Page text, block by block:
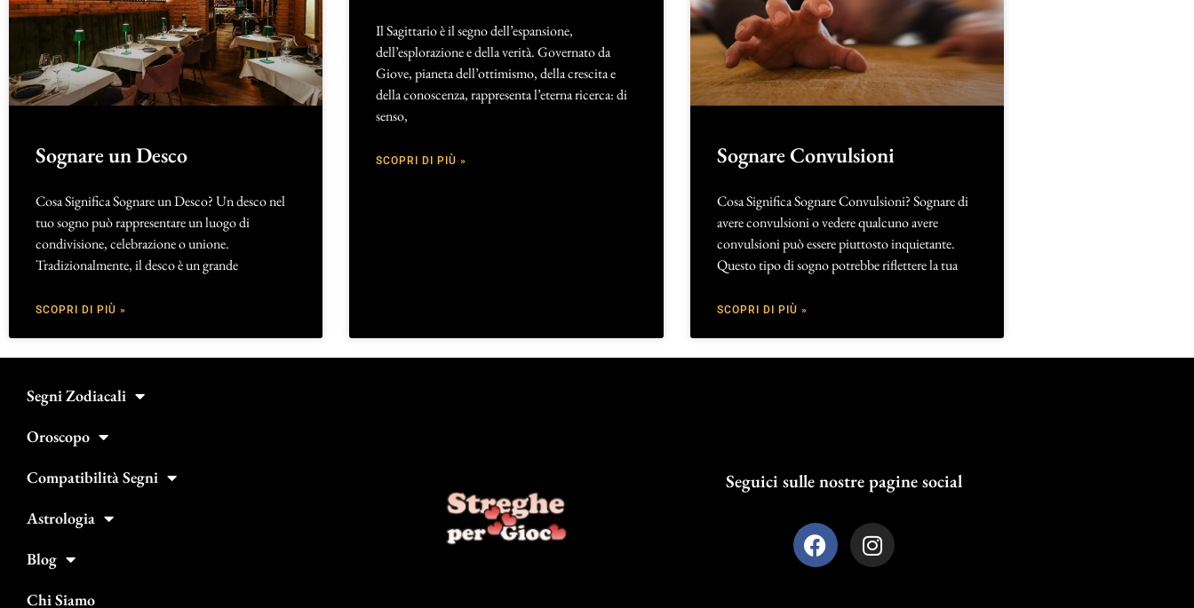
Sognare un Desco
Cosa Significa Sognare un Desco? Un desco nel
tuo sogno può rappresentare un luogo di
condivisione, celebrazione o unione.
Tradizionalmente, il desco è un grande
SCOPRI DI PIÙ »
Il Sagittario è il segno dell’espansione,
dell’esplorazione e della verità. Governato da
Giove, pianeta dell’ottimismo, della crescita e
della conoscenza, rappresenta l’eterna ricerca: di
senso,
SCOPRI DI PIÙ » Sognare Convulsioni
Cosa Significa Sognare Convulsioni? Sognare di
avere convulsioni o vedere qualcuno avere
convulsioni può essere piuttosto inquietante.
Questo tipo di sogno potrebbe riflettere la tua
SCOPRI DI PIÙ »
Segni Zodiacali
Oroscopo
Compatibilità Segni
Astrologia
Blog
Chi Siamo
Seguici sulle nostre pagine social
F
a
I
n